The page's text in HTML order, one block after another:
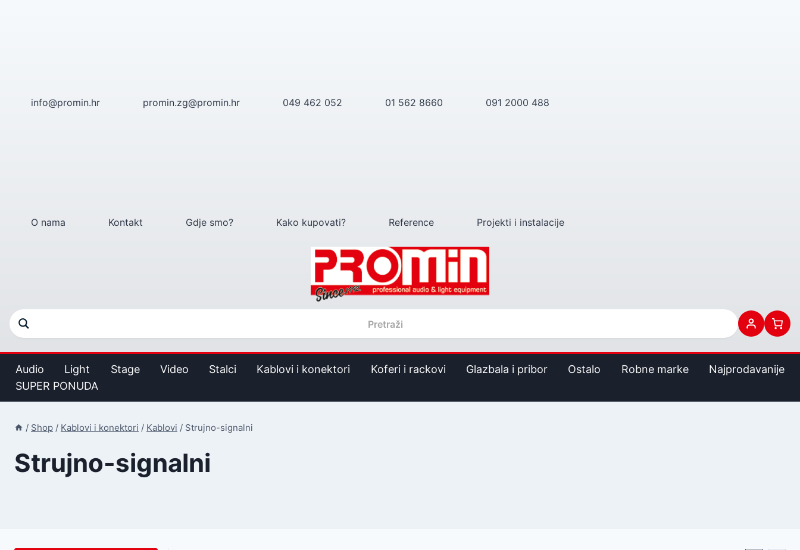
info@promin.hr promin.zg@promin.hr 049 462 052 01 562 8660 091 2000 488
O nama Kontakt Gdje smo? Kako kupovati? Reference Projekti i instalacije
Audio Light Stage Video Stalci Kablovi i konektori Koferi i rackovi Glazbala i pribor Ostalo Robne marke
Najprodavanije
SUPER PONUDA
/ Shop / Kablovi i konektori / Kablovi / Strujno-signalni
Strujno-signalni